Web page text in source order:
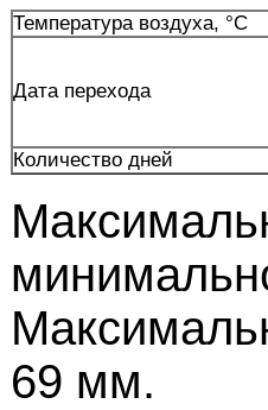
Температура воздуха, °C
Дата перехода
Количество дней
69 мм.